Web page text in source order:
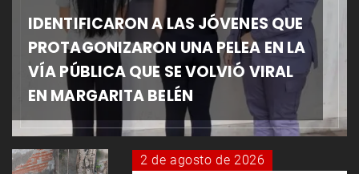
IDENTIFICARON A LAS JÓVENES QUE
PROTAGONIZARON UNA PELEA EN LA
VÍA PÚBLICA QUE SE VOLVIÓ VIRAL
EN MARGARITA BELÉN
2 de agosto de 2026